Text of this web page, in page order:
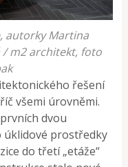
autorky Martina
/ m2 architekt, foto
řešení
všemi úrovněmi.
dvou
úklidové prostředky
do třetí „etáže“